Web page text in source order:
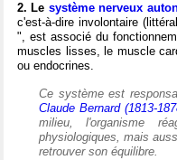
2. Le système nerveux
c'est-à-dire involontaire
", est associé du
muscles lisses, le muscle
ou endocrines.
Ce système est
Claude Bernard (1813-
milieu, l'organisme
physiologiques, mais
retrouver son équilibre.